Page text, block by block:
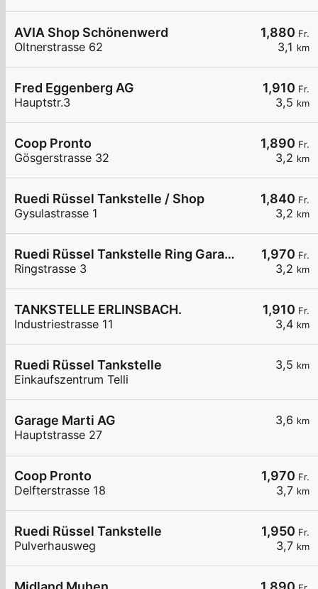
1,880 Fr.
3,1 km
AVIA Shop Schönenwerd
Oltnerstrasse 62
1,910 Fr.
3,5 km
Fred Eggenberg AG
Hauptstr.3
1,890 Fr.
3,2 km
Coop Pronto
Gösgerstrasse 32
1,840 Fr.
3,2 km
Ruedi Rüssel Tankstelle / Shop
Gysulastrasse 1
1,970 Fr.
3,2 km
Ruedi Rüssel Tankstelle Ring Garage AG Suhr
Ringstrasse 3
1,910 Fr.
3,4 km
TANKSTELLE ERLINSBACH.
Industriestrasse 11
3,5 km
Ruedi Rüssel Tankstelle
Einkaufszentrum Telli
3,6 km
Garage Marti AG
Hauptstrasse 27
1,970 Fr.
3,7 km
Coop Pronto
Delfterstrasse 18
1,950 Fr.
3,7 km
Ruedi Rüssel Tankstelle
Pulverhausweg